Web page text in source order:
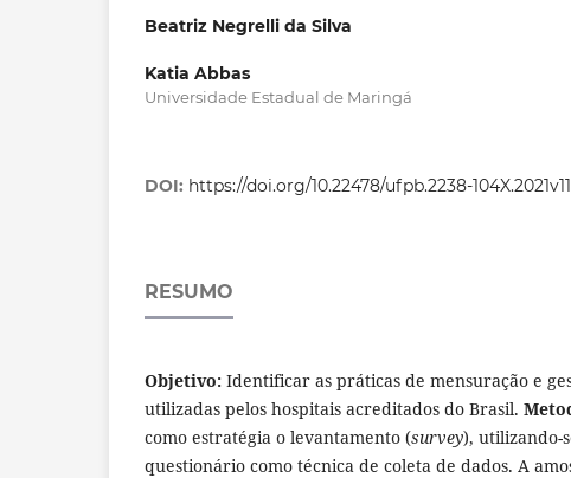
Beatriz Negrelli da Silva
Katia Abbas
Universidade Estadual de Maringá
DOI: https://doi.org/10.22478/ufpb.2238-
RESUMO
Objetivo: Identificar as práticas de mensuração e
utilizadas pelos hospitais acreditados do Brasil.
como estratégia o levantamento (survey), utilizando-
questionário como técnica de coleta de dados. A